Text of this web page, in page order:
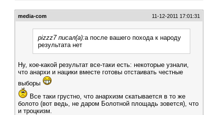
media-com 11-12-2011 17:01:31
pizzz7 писал(а):а после вашего похода к народу
результата нет
Ну, кое-какой результат все-таки есть: некоторые узнали,
что анархи и нацики вместе готовы отстаивать честные
выборы
Все таки грустно, что анархизм скатывается в то же
болото (вот ведь, не даром Болотной площадь зовется), что
и троцкизм.